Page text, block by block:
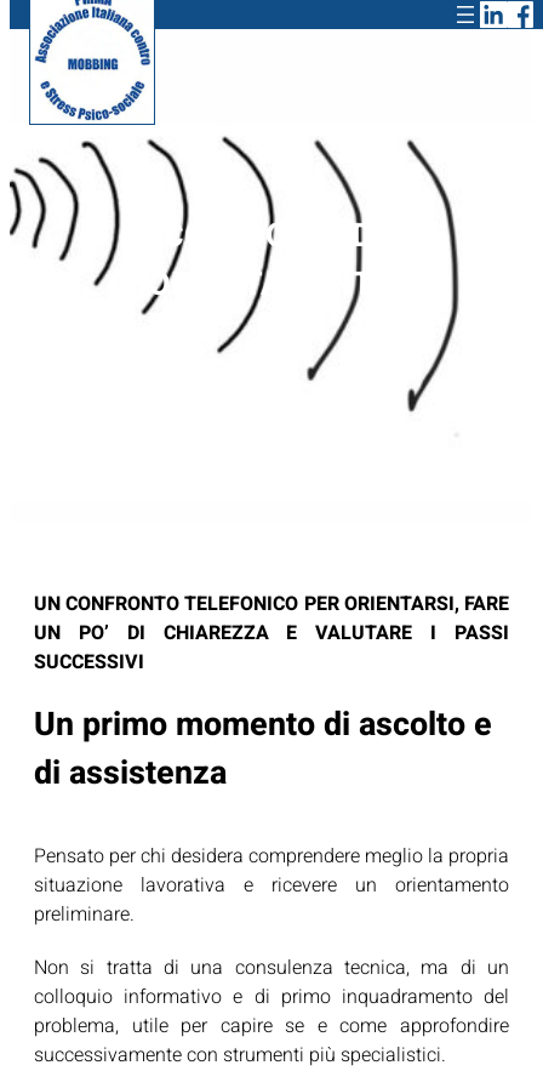
COLLOQUIO DI
ORIENTAMENTO
UN CONFRONTO TELEFONICO PER ORIENTARSI, FARE
UN PO’ DI CHIAREZZA E VALUTARE I PASSI
SUCCESSIVI
Un primo momento di ascolto e
di assistenza
Pensato per chi desidera comprendere meglio la propria
situazione lavorativa e ricevere un orientamento
preliminare.
Non si tratta di una consulenza tecnica, ma di un
colloquio informativo e di primo inquadramento del
problema, utile per capire se e come approfondire
successivamente con strumenti più specialistici.